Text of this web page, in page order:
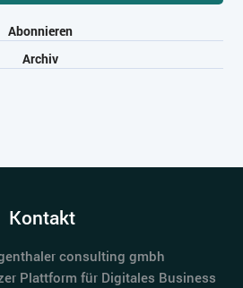
Abonnieren
Archiv
Kontakt
consulting gmbh
Plattform für Digitales Business